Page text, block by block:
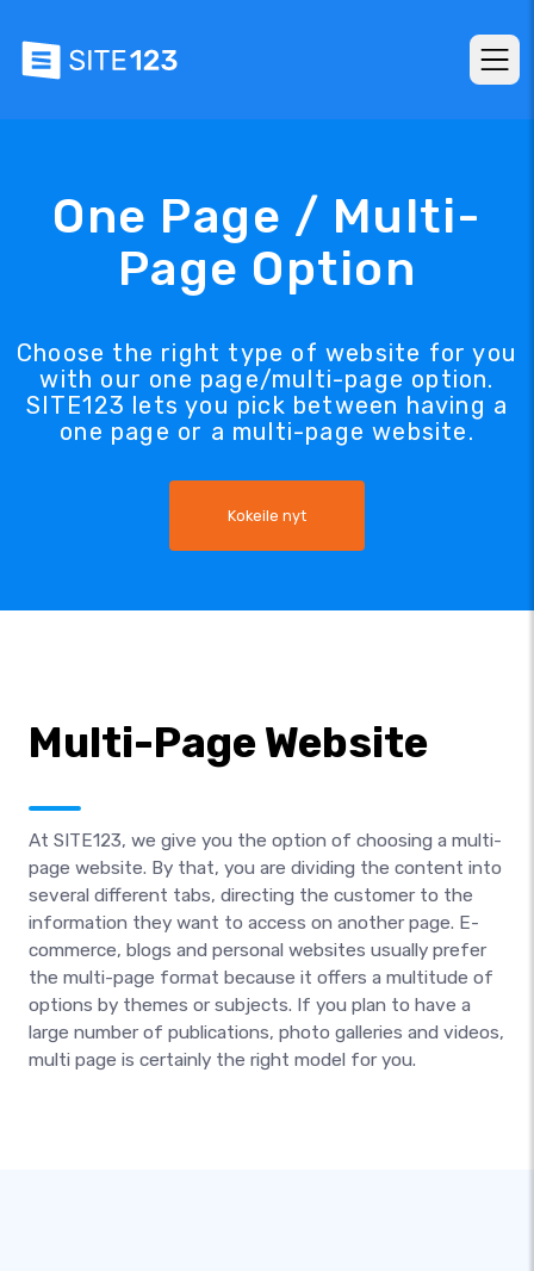
One Page / Multi-
Page Option
Choose the right type of website for you
with our one page/multi-page option.
SITE123 lets you pick between having a
one page or a multi-page website.
Kokeile nyt
Multi-Page Website
At SITE123, we give you the option of choosing a multi-
page website. By that, you are dividing the content into
several different tabs, directing the customer to the
information they want to access on another page. E-
commerce, blogs and personal websites usually prefer
the multi-page format because it offers a multitude of
options by themes or subjects. If you plan to have a
large number of publications, photo galleries and videos,
multi page is certainly the right model for you.